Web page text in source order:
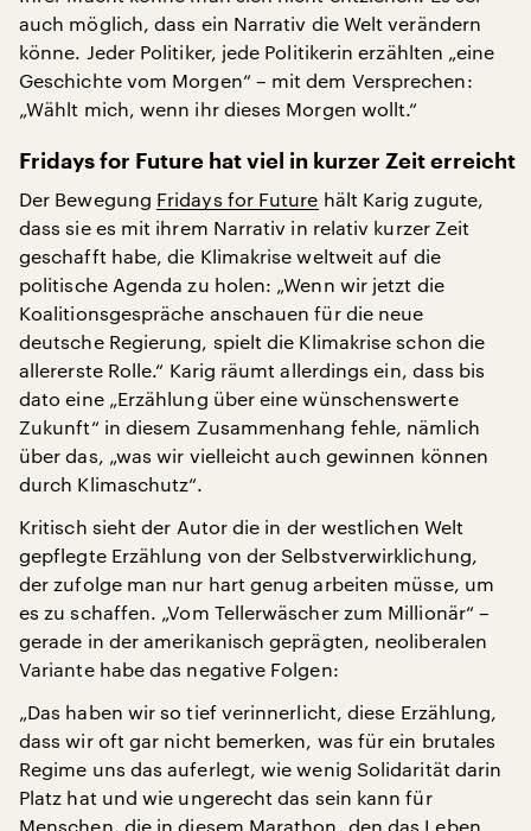
auch möglich, dass ein Narrativ die Welt verändern
könne. Jeder Politiker, jede Politikerin erzählten „eine
Geschichte vom Morgen“ – mit dem Versprechen:
„Wählt mich, wenn ihr dieses Morgen wollt.“
Fridays for Future hat viel in kurzer Zeit erreicht
Der Bewegung Fridays for Future hält Karig zugute,
dass sie es mit ihrem Narrativ in relativ kurzer Zeit
geschafft habe, die Klimakrise weltweit auf die
politische Agenda zu holen: „Wenn wir jetzt die
Koalitionsgespräche anschauen für die neue
deutsche Regierung, spielt die Klimakrise schon die
allererste Rolle.“ Karig räumt allerdings ein, dass bis
dato eine „Erzählung über eine wünschenswerte
Zukunft“ in diesem Zusammenhang fehle, nämlich
über das, „was wir vielleicht auch gewinnen können
durch Klimaschutz“.
Kritisch sieht der Autor die in der westlichen Welt
gepflegte Erzählung von der Selbstverwirklichung,
der zufolge man nur hart genug arbeiten müsse, um
es zu schaffen. „Vom Tellerwäscher zum Millionär“ –
gerade in der amerikanisch geprägten, neoliberalen
Variante habe das negative Folgen:
„Das haben wir so tief verinnerlicht, diese Erzählung,
dass wir oft gar nicht bemerken, was für ein brutales
Regime uns das auferlegt, wie wenig Solidarität darin
Platz hat und wie ungerecht das sein kann für
Menschen, die in diesem Marathon, den das Leben